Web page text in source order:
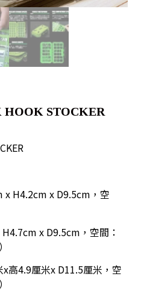
HOOK STOCKER
x H4.2cm x D9.5cm，空
x D9.5cm，空間：
高4.9厘米x D11.5厘米，空